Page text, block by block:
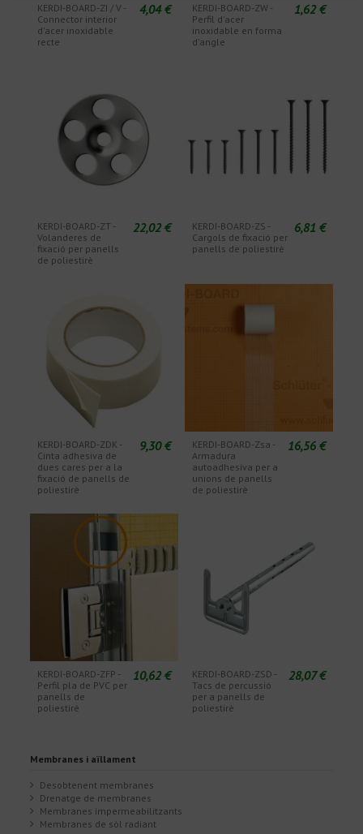
KERDI-BOARD-ZI / V -
Connector interior
d'acer inoxidable
recte
4,04 €
KERDI-BOARD-ZW -
Perfil d'acer
inoxidable en forma
d'angle
1,62 €
KERDI-BOARD-ZT -
Volanderes de
fixació per panells
de poliestirè
22,02 €
KERDI-BOARD-ZS -
Cargols de fixació per
panells de poliestirè
6,81 €
KERDI-BOARD-ZDK -
Cinta adhesiva de
dues cares per a la
fixació de panells de
poliestirè
9,30 €
KERDI-BOARD-Zsa -
Armadura
autoadhesiva per a
unions de panells
de poliestirè
16,56 €
KERDI-BOARD-ZFP -
Perfil pla de PVC per
panells de
poliestirè
10,62 €
KERDI-BOARD-ZSD -
Tacs de percussió
per a panells de
poliestirè
28,07 €
Membranes i aïllament
Desobtenent membranes
Drenatge de membranes
Membranes impermeabilitzants
Membranes de sòl radiant